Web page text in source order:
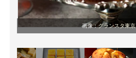
画像：グランスタ東京